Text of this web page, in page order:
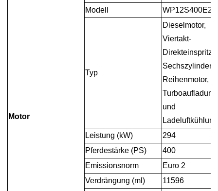
Motor
Modell
Typ
Dieselmotor,
Viertakt-
Sechszylinder-
Reihenmotor,
Turboaufladung
und
Ladeluftkühlung
Leistung (kW)
294
Pferdestärke (PS)
400
Emissionsnorm
Euro 2
Verdrängung (ml)
11596